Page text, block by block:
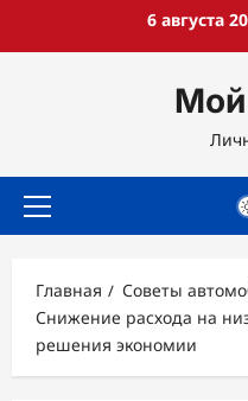
6 августа
Основное
Главная
Советы
Снижение расхода на
решения экономии